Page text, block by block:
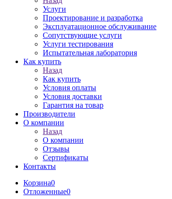
Услуги
Проектирование и разработка
Эксплуатационное обслуживание
Сопутствующие услуги
Услуги тестирования
Испытательная лаборатория
Как купить
Назад
Как купить
Условия оплаты
Условия доставки
Гарантия на товар
Производители
О компании
Назад
О компании
Отзывы
Сертификаты
Контакты
Корзина0
Отложенные0